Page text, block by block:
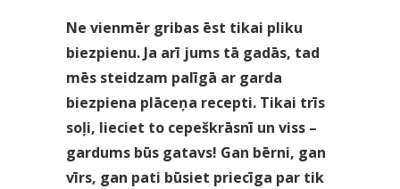
Ne vienmēr gribas ēst tikai pliku
biezpienu. Ja arī jums tā gadās, tad
mēs steidzam palīgā ar garda
biezpiena plāceņa recepti. Tikai trīs
soļi, lieciet to cepeškrāsnī un viss –
gardums būs gatavs! Gan bērni, gan
vīrs, gan pati būsiet priecīga par tik